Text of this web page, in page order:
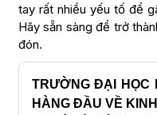
tay rất nhiều yếu tố để
Hãy sẵn sàng để trở
đón.
TRƯỜNG ĐẠI HỌC
HÀNG ĐẦU VỀ